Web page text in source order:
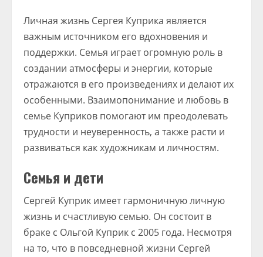
Личная жизнь Сергея Куприка является
важным источником его вдохновения и
поддержки. Семья играет огромную роль в
создании атмосферы и энергии, которые
отражаются в его произведениях и делают их
особенными. Взаимопонимание и любовь в
семье Куприков помогают им преодолевать
трудности и неуверенность, а также расти и
развиваться как художникам и личностям.
Семья и дети
Сергей Куприк имеет гармоничную личную
жизнь и счастливую семью. Он состоит в
браке с Ольгой Куприк с 2005 года. Несмотря
на то, что в повседневной жизни Сергей